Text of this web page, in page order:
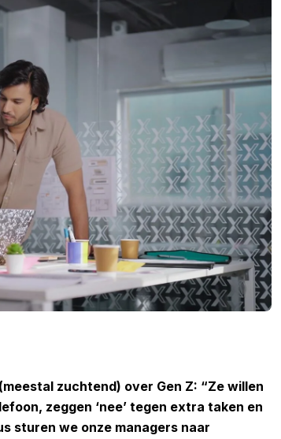
zuchtend) over Gen Z: “Ze willen
zeggen ‘nee’ tegen extra taken en
sturen we onze managers naar